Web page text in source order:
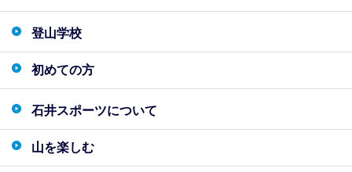
登山学校
初めての方
石井スポーツについて
山を楽しむ